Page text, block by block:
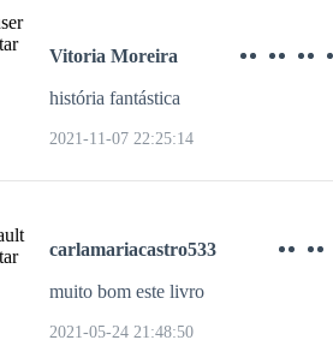
Corações em frenesi
Vitoria Moreira
história fantástica
2021-11-07 22:25:14
carlamariacastro533
muito bom este livro
2021-05-24 21:48:50